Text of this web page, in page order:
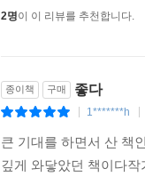
2명이 이 리뷰를 추천합니다.
종이책 구매 좋다
1*******h
큰 기대를 하면서 산 책
깊게 와닿았던 책이다